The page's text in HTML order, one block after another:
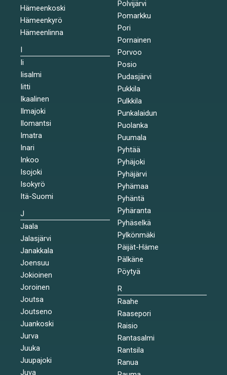
Hämeenkoski
Hämeenkyrö
Hämeenlinna
I
Ii
Iisalmi
Iitti
Ikaalinen
Ilmajoki
Ilomantsi
Imatra
Inari
Inkoo
Isojoki
Isokyrö
Itä-Suomi
J
Jaala
Jalasjärvi
Janakkala
Joensuu
Jokioinen
Joroinen
Joutsa
Joutseno
Juankoski
Jurva
Juuka
Juupajoki
Juva
Polvijärvi
Pomarkku
Pori
Pornainen
Porvoo
Posio
Pudasjärvi
Pukkila
Pulkkila
Punkalaidun
Puolanka
Puumala
Pyhtää
Pyhäjoki
Pyhäjärvi
Pyhämaa
Pyhäntä
Pyhäranta
Pyhäselkä
Pylkönmäki
Päijät-Häme
Pälkäne
Pöytyä
R
Raahe
Raasepori
Raisio
Rantasalmi
Rantsila
Ranua